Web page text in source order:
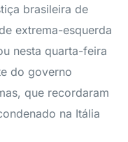
brasileira de
extrema-esquerda
nesta quarta-feira
do governo
que recordaram
na Itália